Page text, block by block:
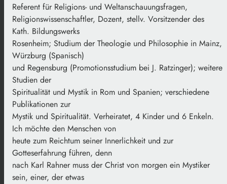
Referent für Religions- und Weltanschauungsfragen,
Religionswissenschaftler, Dozent, stellv. Vorsitzender des
Kath. Bildungswerks
Rosenheim; Studium der Theologie und Philosophie in Mainz,
Würzburg (Spanisch)
und Regensburg (Promotionsstudium bei J. Ratzinger); weitere
Studien der
Spiritualität und Mystik in Rom und Spanien; verschiedene
Publikationen zur
Mystik und Spiritualität. Verheiratet, 4 Kinder und 6 Enkeln.
Ich möchte den Menschen von
heute zum Reichtum seiner Innerlichkeit und zur
Gotteserfahrung führen, denn
nach Karl Rahner muss der Christ von morgen ein Mystiker
sein, einer, der etwas